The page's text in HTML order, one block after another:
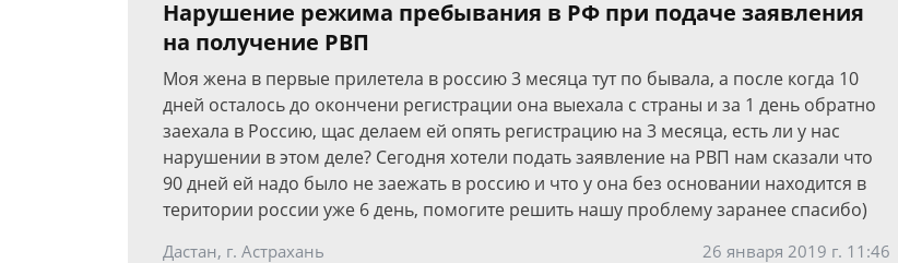
Нарушение режима пребывания в РФ при подаче заявления
на получение РВП
Моя жена в первые прилетела в россию 3 месяца тут по бывала, а после когда 10
дней осталось до окончени регистрации она выехала с страны и за 1 день обратно
заехала в Россию, щас делаем ей опять регистрацию на 3 месяца, есть ли у нас
нарушении в этом деле? Сегодня хотели подать заявление на РВП нам сказали что
90 дней ей надо было не заежать в россию и что у она без основании находится в
територии россии уже 6 день, помогите решить нашу проблему заранее спасибо)
Дастан, г. Астрахань 26 января 2019 г. 11:46